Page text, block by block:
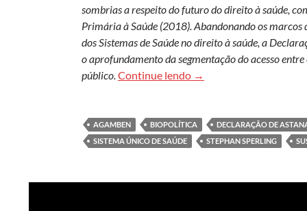
sombrias a respeito do futuro do direito à saúde,
Primária à Saúde (2018). Abandonando os
dos Sistemas de Saúde no direito à saúde, a
o aprofundamento da segmentação do acesso
público. Continue lendo Objetivos de
→
AGAMBEN BIOPOLÍTICA
DECLARAÇÃO DE
SISTEMA ÚNICO DE SAÚDE
STEPHAN SPERLING